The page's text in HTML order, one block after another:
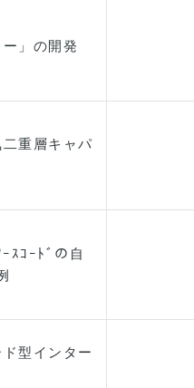
」の開発
重層キャパ
ｽｺｰﾄﾞの自
型インター